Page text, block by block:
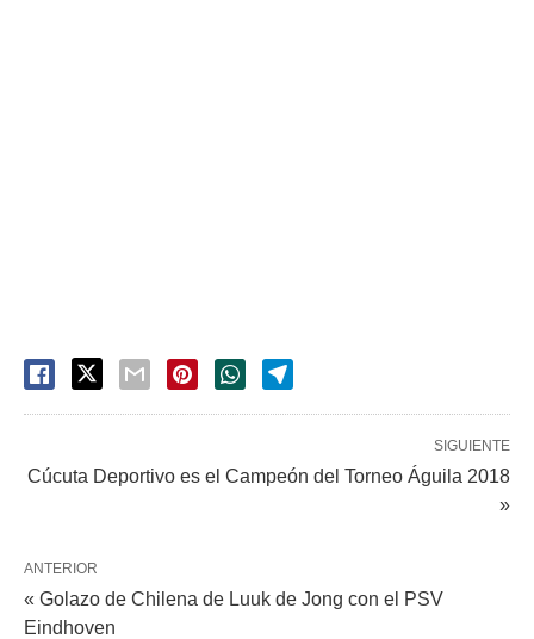
SIGUIENTE
Cúcuta Deportivo es el Campeón del Torneo Águila 2018
»
ANTERIOR
« Golazo de Chilena de Luuk de Jong con el PSV
Eindhoven